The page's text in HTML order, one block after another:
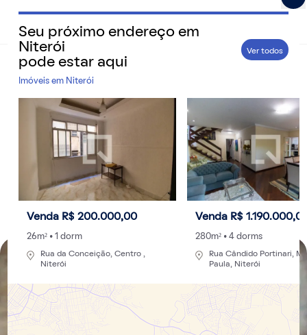
QuintoAndar Guias - Inspiração e tudo o que você
Home> Cidades
Saiba como obter 2ª via e trocar titularidade
de contas de consumo em Niterói
Entre na casa nova com tudo em dia e com luz, água e
gás funcionando normalmente
Redação- 05/07/2019 às 17:34
Atualizado: 25/09/2024 às 13:08
Seu próximo endereço em
Niterói
pode estar aqui
Imóveis em Niterói
Ver todos
Venda R$ 200.000,00
26m² • 1 dorm
Rua da Conceição, Centro ,
Niterói
Venda R$
280m² • 4 dorms
Rua Cândido Portinari,
Paula, Niterói